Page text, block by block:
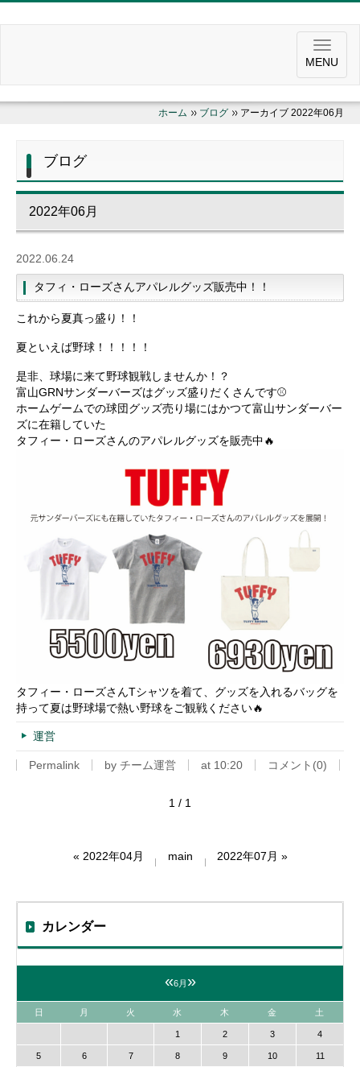
MENU
ホーム ブログ アーカイブ 2022年06月
ブログ
2022年06月
2022.06.24
タフィ・ローズさんアパレルグッズ販売中！！
これから夏真っ盛り！！
夏といえば野球！！！！！
是非、球場に来て野球観戦しませんか！？
富山GRNサンダーバーズはグッズ盛りだくさんです⚾
ホームゲームでの球団グッズ売り場にはかつて富山サンダーバー
ズに在籍していた
タフィー・ローズさんのアパレルグッズを販売中🔥
タフィー・ローズさんTシャツを着て、グッズを入れるバッグを
持って夏は野球場で熱い野球をご観戦ください🔥
運営
Permalink by チーム運営 at 10:20 コメント(0)
1 / 1
« 2022年04月 main 2022年07月 »
カレンダー
«6月 »
日 月 火 水 木 金 土
1 2 3 4
5 6 7 8 9 10 11